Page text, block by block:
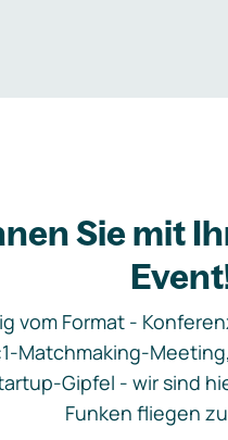
Sie mit
vom Format -
Matchmaking-
Gipfel - wir sind
Funken fliegen